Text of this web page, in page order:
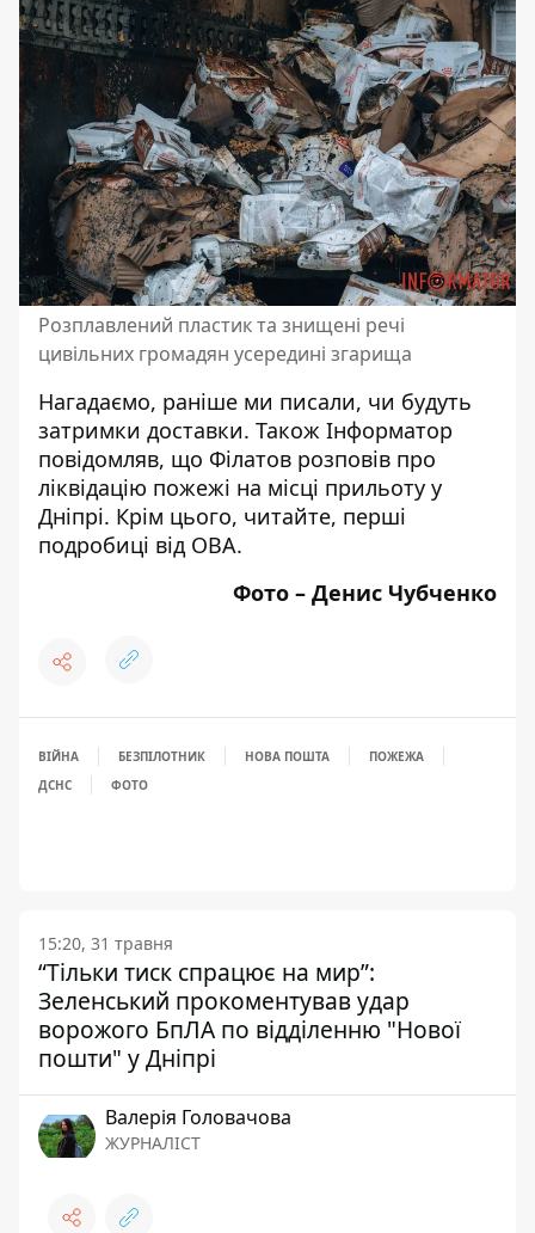
Розплавлений пластик та знищені речі
цивільних громадян усередині згарища
Нагадаємо, раніше ми писали, чи будуть
затримки доставки. Також Інформатор
повідомляв, що Філатов розповів про
ліквідацію пожежі на місці прильоту у
Дніпрі. Крім цього, читайте, перші
подробиці від ОВА.
Фото – Денис Чубченко
ВІЙНА БЕЗПІЛОТНИК НОВА ПОШТА
ПОЖЕЖА
ДСНС
ФОТО
15:20, 31 травня
“Тільки тиск спрацює на мир”:
Зеленський прокоментував удар
ворожого БпЛА по відділенню "Нової
пошти" у Дніпрі
Валерія Головачова
ЖУРНАЛІСТ